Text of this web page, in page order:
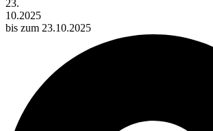
23.
10.2025
bis zum 23.10.2025